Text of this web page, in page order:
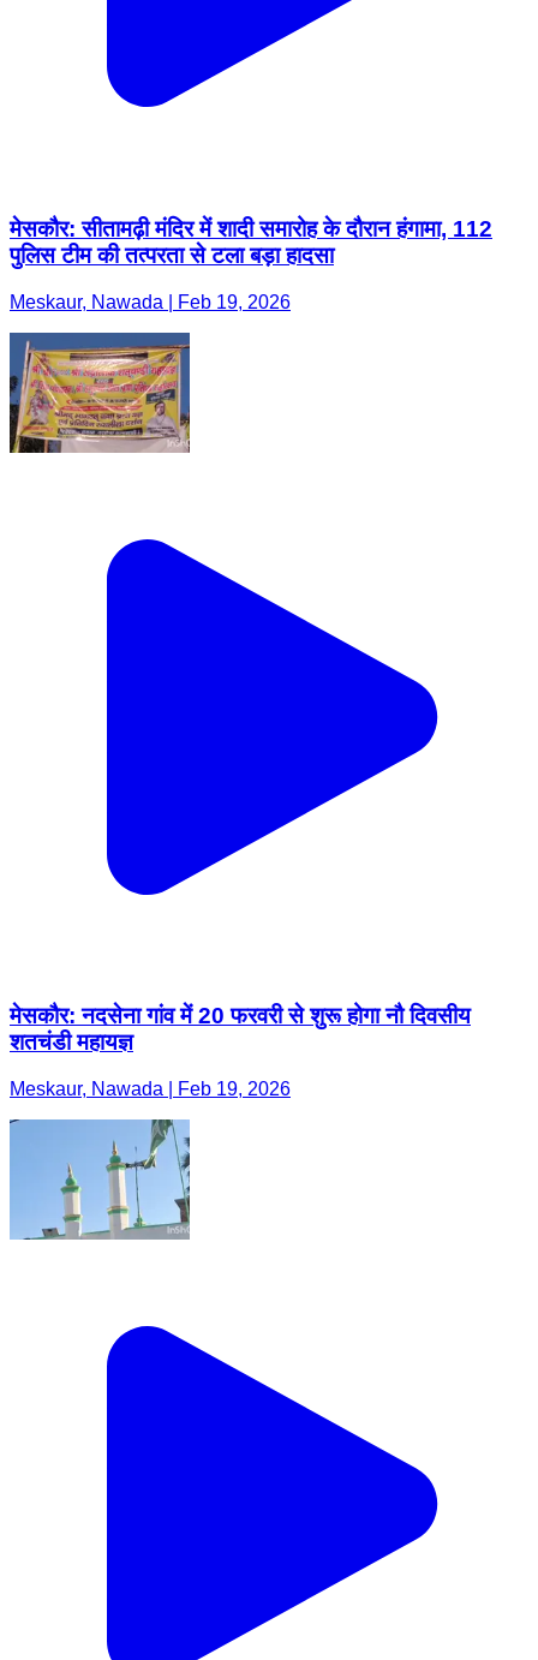
मेसकौर: सीतामढ़ी मंदिर में शादी समारोह के दौरान हंगामा, 112
पुलिस टीम की तत्परता से टला बड़ा हादसा
Meskaur, Nawada | Feb 19, 2026
मेसकौर: नदसेना गांव में 20 फरवरी से शुरू होगा नौ दिवसीय
शतचंडी महायज्ञ
Meskaur, Nawada | Feb 19, 2026